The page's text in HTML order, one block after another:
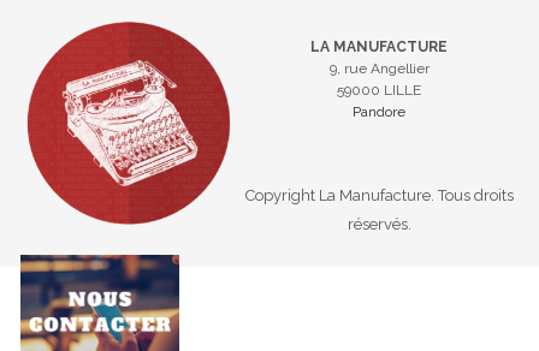
LA MANUFACTURE
9, rue Angellier
59000 LILLE
Pandore
Copyright La Manufacture. Tous droits
réservés.